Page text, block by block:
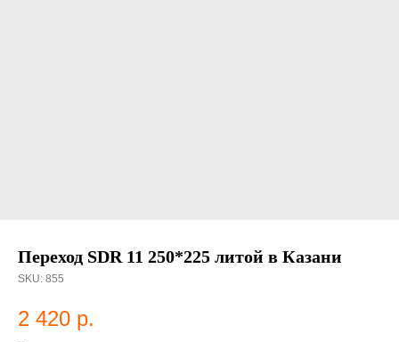
Переход SDR 11 250*225 литой в Казани
SKU: 855
2 420 р.